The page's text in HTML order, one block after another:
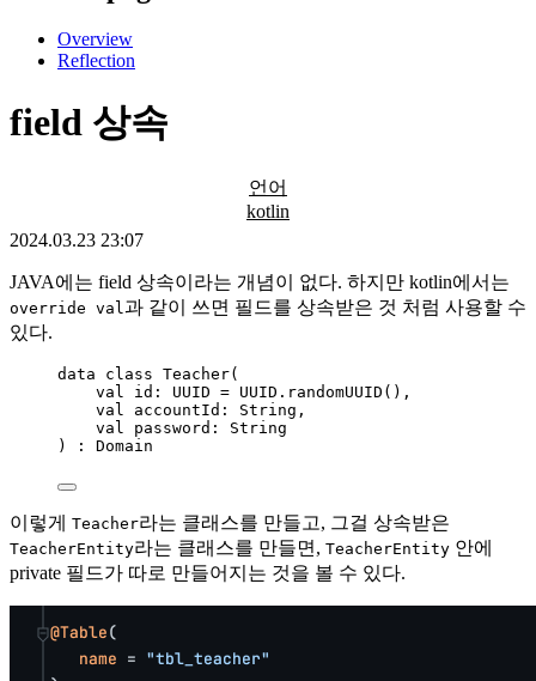
Overview
Reflection
field 상속
언어
kotlin
2024.03.23 23:07
JAVA에는 field 상속이라는 개념이 없다. 하지만 kotlin에서는
override val 과 같이 쓰면 필드를 상속받은 것 처럼 사용할 수
있다.
data class Teacher(
val
id: UUID = UUID. randomUUID (),
val
accountId: String,
val
password: String
) : Domain
이렇게 Teacher라는 클래스를 만들고, 그걸 상속받은
TeacherEntity라는 클래스를 만들면, TeacherEntity 안에
private 필드가 따로 만들어지는 것을 볼 수 있다.